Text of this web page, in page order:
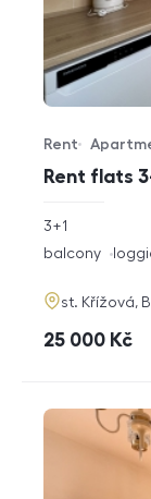
Rent flats
Offer type
Rent
Property type
rozměry
3+1
funkce
balcony
adresa
st. Křížová,
cena
25 000 Kč